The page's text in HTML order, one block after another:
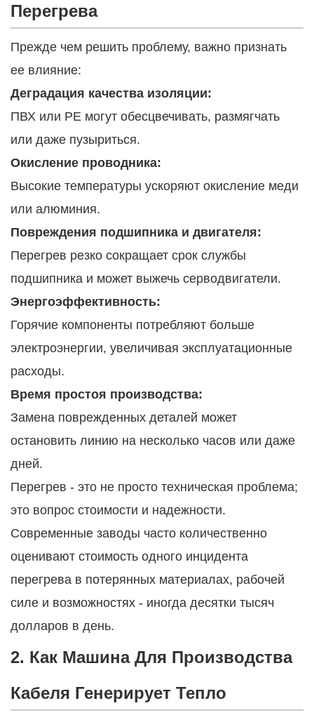
Перегрева
Прежде чем решить проблему, важно признать
ее влияние:
Деградация качества изоляции:
ПВХ или PE могут обесцвечивать, размягчать
или даже пузыриться.
Окисление проводника:
Высокие температуры ускоряют окисление меди
или алюминия.
Повреждения подшипника и двигателя:
Перегрев резко сокращает срок службы
подшипника и может выжечь серводвигатели.
Энергоэффективность:
Горячие компоненты потребляют больше
электроэнергии, увеличивая эксплуатационные
расходы.
Время простоя производства:
Замена поврежденных деталей может
остановить линию на несколько часов или даже
дней.
Перегрев - это не просто техническая проблема;
это вопрос стоимости и надежности.
Современные заводы часто количественно
оценивают стоимость одного инцидента
перегрева в потерянных материалах, рабочей
силе и возможностях - иногда десятки тысяч
долларов в день.
2. Как Машина Для Производства
Кабеля Генерирует Тепло